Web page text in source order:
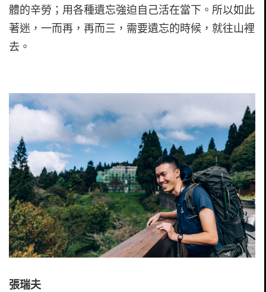
體的辛勞；用各種遺忘強迫自己活在當下。所以如此
著迷，一而再，再而三，需要遺忘的時候，就往山裡
去。
張瑞夫